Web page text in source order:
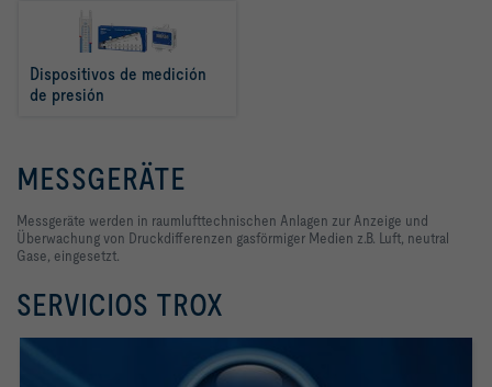
Dispositivos de medición
de presión
MESSGERÄTE
Messgeräte werden in raumlufttechnischen Anlagen zur Anzeige und
Überwachung von Druckdifferenzen gasförmiger Medien z.B. Luft, neutral
Gase, eingesetzt.
SERVICIOS TROX